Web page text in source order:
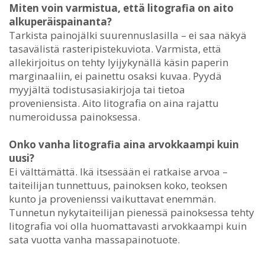
Miten voin varmistua, että litografia on aito
alkuperäispainanta?
Tarkista painojälki suurennuslasilla – ei saa näkyä
tasavälistä rasteripistekuviota. Varmista, että
allekirjoitus on tehty lyijykynällä käsin paperin
marginaaliin, ei painettu osaksi kuvaa. Pyydä
myyjältä todistusasiakirjoja tai tietoa
proveniensista. Aito litografia on aina rajattu
numeroidussa painoksessa.
Onko vanha litografia aina arvokkaampi kuin
uusi?
Ei välttämättä. Ikä itsessään ei ratkaise arvoa –
taiteilijan tunnettuus, painoksen koko, teoksen
kunto ja provenienssi vaikuttavat enemmän.
Tunnetun nykytaiteilijan pienessä painoksessa tehty
litografia voi olla huomattavasti arvokkaampi kuin
sata vuotta vanha massapainotuote.